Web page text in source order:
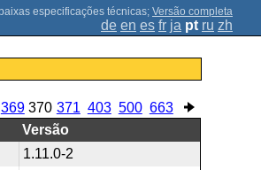
; Versão completa
de en es fr ja pt ru zh
369 370 371 403 500 663
Versão
1.11.0-2